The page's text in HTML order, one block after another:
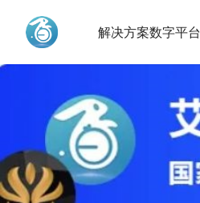
解决方案数字平台